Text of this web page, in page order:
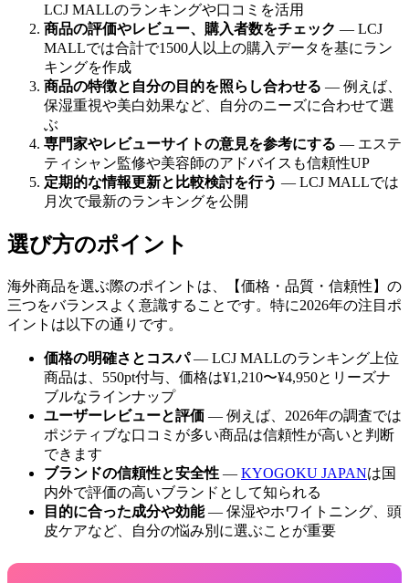
LCJ MALLのランキングや口コミを活用
商品の評価やレビュー、購入者数をチェック — LCJ
MALLでは合計で1500人以上の購入データを基にラン
キングを作成
商品の特徴と自分の目的を照らし合わせる — 例えば、
保湿重視や美白効果など、自分のニーズに合わせて選
ぶ
専門家やレビューサイトの意見を参考にする — エステ
ティシャン監修や美容師のアドバイスも信頼性UP
定期的な情報更新と比較検討を行う — LCJ MALLでは
月次で最新のランキングを公開
選び方のポイント
海外商品を選ぶ際のポイントは、【価格・品質・信頼性】の
三つをバランスよく意識することです。特に2026年の注目ポ
イントは以下の通りです。
価格の明確さとコスパ— LCJ MALLのランキング上位
商品は、550pt付与、価格は¥1,210〜¥4,950とリーズナ
ブルなラインナップ
ユーザーレビューと評価 — 例えば、2026年の調査では
ポジティブな口コミが多い商品は信頼性が高いと判断
できます
ブランドの信頼性と安全性 — KYOGOKU JAPANは国
内外で評価の高いブランドとして知られる
目的に合った成分や効能— 保湿やホワイトニング、頭
皮ケアなど、自分の悩み別に選ぶことが重要